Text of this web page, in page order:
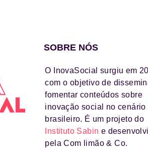
SOBRE NÓS
O InovaSocial surgiu em
com o objetivo de
fomentar conteúdos sobre
inovação social no cenário
brasileiro. É um projeto do
Instituto Sabin e
pela Com limão & Co.